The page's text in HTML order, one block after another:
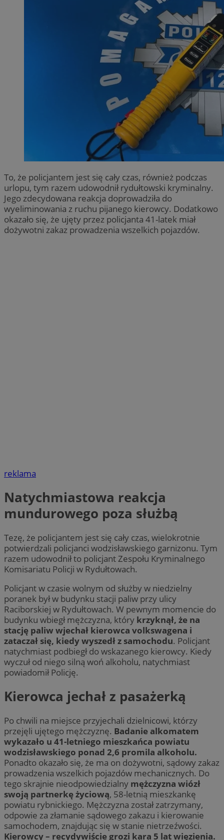
To, że policjantem jest się cały czas, również podczas
urlopu, tym razem udowodnił rydułtowski kryminalny.
Jego zdecydowana reakcja doprowadziła do
wyeliminowania z ruchu pijanego kierowcy. Dodatkowo
okazało się, że ujęty przez policjanta 41-latek miał
dożywotni zakaz prowadzenia wszelkich pojazdów.
reklama
Natychmiastowa reakcja
mundurowego poza służbą
Tezę, że policjantem jest się cały czas, wielokrotnie
potwierdzali policjanci wodzisławskiego garnizonu. Tym
razem udowodnił to policjant Zespołu Kryminalnego
Komisariatu Policji w Rydułtowach.
Policjant w czasie wolnym od służby w niedzielny
poranek był w budynku stacji paliw przy ulicy
Raciborskiej w Rydułtowach. W pewnym momencie do
budynku wbiegł mężczyzna, który krzyknął, że na
stację paliw wjechał kierowca volkswagena i
zataczał się, kiedy wyszedł z samochodu. Policjant
natychmiast podbiegł do wskazanego kierowcy. Kiedy
wyczuł od niego silną woń alkoholu, natychmiast
powiadomił Policję.
Kierowca jechał z pasażerką
Po chwili na miejsce przyjechali dzielnicowi, którzy
przejęli ujętego mężczyznę. Badanie alkomatem
wykazało u 41-letniego mieszkańca powiatu
wodzisławskiego ponad 2,6 promila alkoholu.
Ponadto okazało się, że ma on dożywotni, sądowy zakaz
prowadzenia wszelkich pojazdów mechanicznych. Do
tego skrajnie nieodpowiedzialny mężczyzna wiózł
swoją partnerkę życiową, 58-letnią mieszkankę
powiatu rybnickiego. Mężczyzna został zatrzymany,
odpowie za złamanie sądowego zakazu i kierowanie
samochodem, znajdując się w stanie nietrzeźwości.
Kierowcy – recydywiście grozi kara 5 lat więzienia.